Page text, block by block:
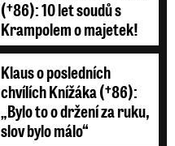
(†86): 10 let soudů s
Krampolem o majetek!
Klaus o posledních
chvílích Knížáka (†86):
„Bylo to o držení za ruku,
slov bylo málo“